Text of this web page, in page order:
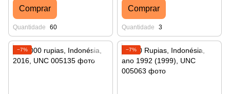
Comprar
Quantidade 60
Comprar
Quantidade 3
−7% −7%